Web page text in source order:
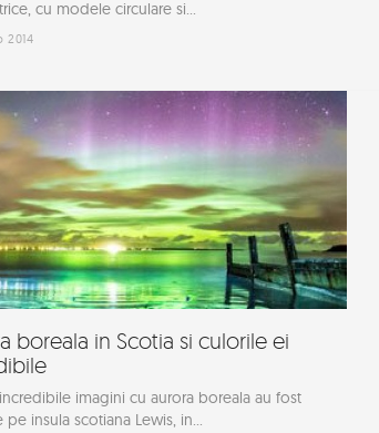
cu modele circulare si...
2014
boreala in Scotia si culorile ei
imagini cu aurora boreala au fost
pe insula scotiana Lewis, in...